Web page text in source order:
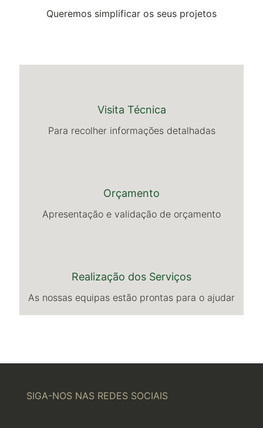
Queremos simplificar os seus projetos
Visita Técnica
Para recolher informações detalhadas
Orçamento
Apresentação e validação de orçamento
Realização dos Serviços
As nossas equipas estão prontas para o ajudar
SIGA-NOS NAS REDES SOCIAIS